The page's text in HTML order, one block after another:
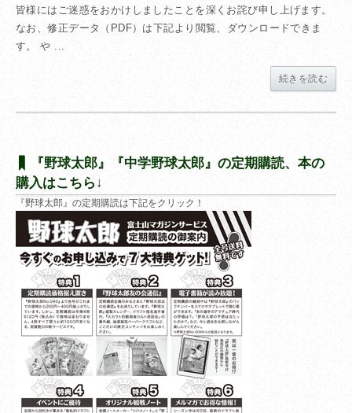
皆様にはご迷惑をおかけしましたことを深くお詫び申し上げます。
なお、修正データ（PDF）は下記より閲覧、ダウンロードできま
す。 や ...
続きを読む
『野球太郎』『中学野球太郎』の定期購読、本の
購入はこちら↓
『野球太郎』の定期購読は下記をクリック！